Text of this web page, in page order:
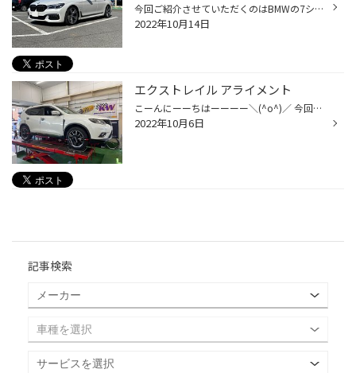
今回ご紹介させていただくのはBMWの7シリーズのフロントグリル交換のご紹介です。 交換前のグリルはグリルの枠がメッキになっています。 交換するグリルは枠がブラックになっているタイプの純正品のグリルに交換をしました。 バンパーの開口部との相性もよく見た目がスポーティーになりました。 交...
2022年10月14日
エクストレイル アライメント
こーんにーーちはーーーー＼(^o^)／ 今回はNT32 エクストレイルのアライメントのご紹介です！ こちらの写真でタイヤホイールに付いてるのがセンサーで、画面右側(見えないやつ……)に本体があってそこから赤外線をビーーーーッと出してその反射を使って色々な角度を読み取ってます！ 赤外線って言って...
2022年10月6日
記事検索